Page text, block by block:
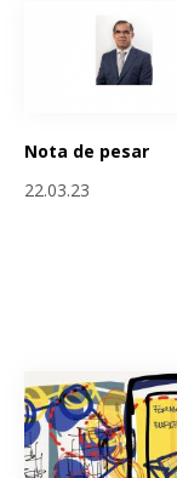
Nota de pesar
22.03.23